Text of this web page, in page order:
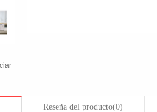
Reseña del producto(0)